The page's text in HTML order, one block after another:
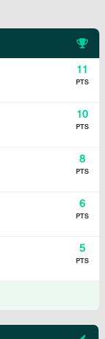
11
PTS
10
PTS
8
PTS
6
PTS
5
PTS